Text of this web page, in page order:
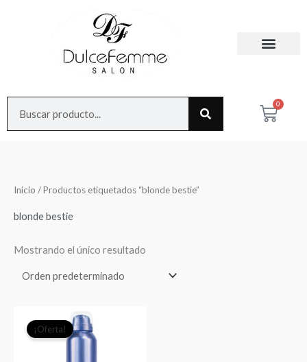
0
Cart
Inicio / Productos etiquetados “blonde bestie”
blonde bestie
Mostrando el único resultado
¡Oferta!
El
precio